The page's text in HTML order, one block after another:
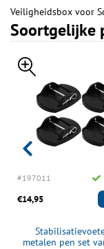
Veiligheidsbox voor
Soortgelijke
#197011
€14,95
metalen pen set